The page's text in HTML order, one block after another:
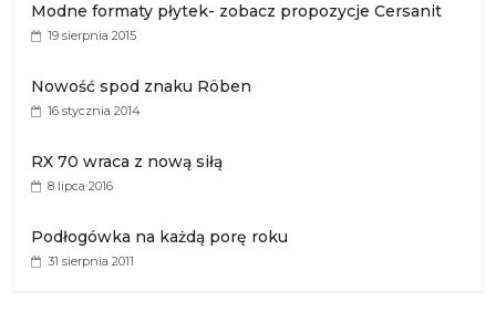
Modne formaty płytek- zobacz propozycje Cersanit
19 sierpnia 2015
Nowość spod znaku Röben
16 stycznia 2014
RX 70 wraca z nową siłą
8 lipca 2016
Podłogówka na każdą porę roku
31 sierpnia 2011